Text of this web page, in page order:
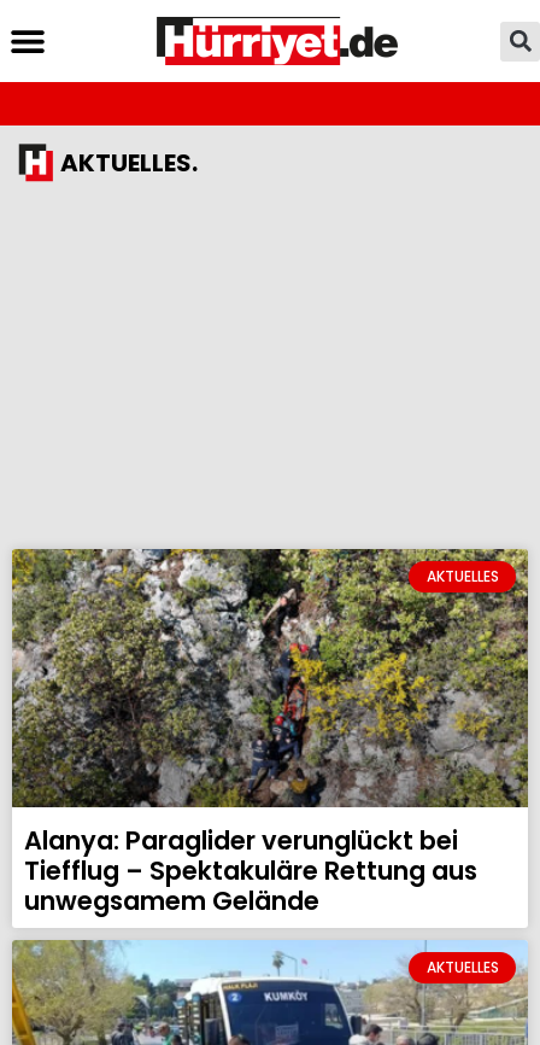
AKTUELLES.
AKTUELLES
Alanya: Paraglider verunglückt bei
Tiefflug – Spektakuläre Rettung aus
unwegsamem Gelände
AKTUELLES